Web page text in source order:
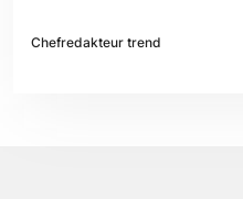
Chefredakteur trend